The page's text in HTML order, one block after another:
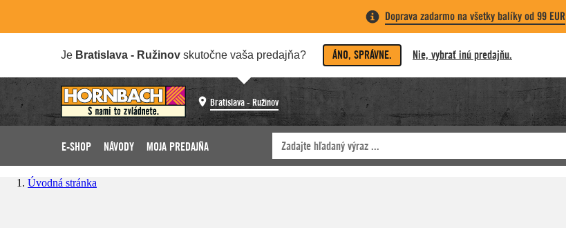
Doprava zadarmo na všetky balíky od 99 EUR
Je Bratislava - Ružinov skutočne vaša predajňa? ÁNO, SPRÁVNE. Nie, vybrať inú predajňu.
Bratislava - Ružinov
E-SHOP NÁVODY MOJA PREDAJŇA
Úvodná stránka